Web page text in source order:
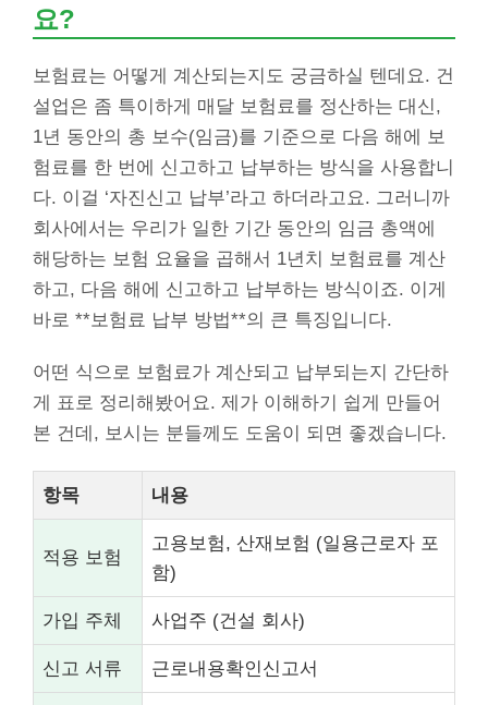
요?
보험료는 어떻게 계산되는지도 궁금하실 텐데요. 건
설업은 좀 특이하게 매달 보험료를 정산하는 대신,
1년 동안의 총 보수(임금)를 기준으로 다음 해에 보
험료를 한 번에 신고하고 납부하는 방식을 사용합니
다. 이걸 ‘자진신고 납부’라고 하더라고요. 그러니까
회사에서는 우리가 일한 기간 동안의 임금 총액에
해당하는 보험 요율을 곱해서 1년치 보험료를 계산
하고, 다음 해에 신고하고 납부하는 방식이죠. 이게
바로 **보험료 납부 방법**의 큰 특징입니다.
어떤 식으로 보험료가 계산되고 납부되는지 간단하
게 표로 정리해봤어요. 제가 이해하기 쉽게 만들어
본 건데, 보시는 분들께도 도움이 되면 좋겠습니다.
항목 내용
적용 보험
고용보험, 산재보험 (일용근로자 포
함)
가입 주체 사업주 (건설 회사)
신고 서류 근로내용확인신고서